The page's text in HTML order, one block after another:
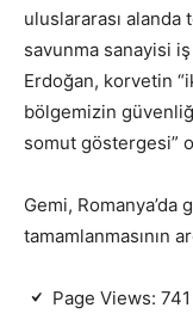
uluslararası
savunma sanayisi
Erdoğan, korvetin
bölgemizin
somut göstergesi”
Gemi,
tamamlanmasının
Page Views: 741